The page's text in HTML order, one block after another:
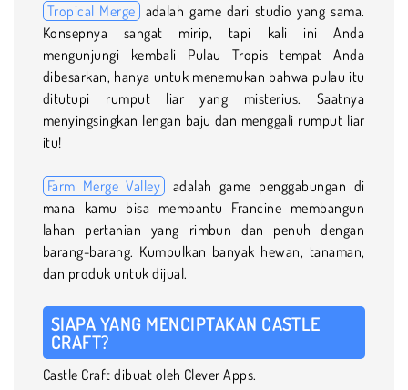
Tropical Merge adalah game dari studio yang sama.
Konsepnya sangat mirip, tapi kali ini Anda
mengunjungi kembali Pulau Tropis tempat Anda
dibesarkan, hanya untuk menemukan bahwa pulau itu
ditutupi rumput liar yang misterius. Saatnya
menyingsingkan lengan baju dan menggali rumput liar
itu!
Farm Merge Valley
adalah game penggabungan di
mana kamu bisa membantu Francine membangun
lahan pertanian yang rimbun dan penuh dengan
barang-barang. Kumpulkan banyak hewan, tanaman,
dan produk untuk dijual.
SIAPA YANG MENCIPTAKAN CASTLE
CRAFT?
Castle Craft dibuat oleh Clever Apps.